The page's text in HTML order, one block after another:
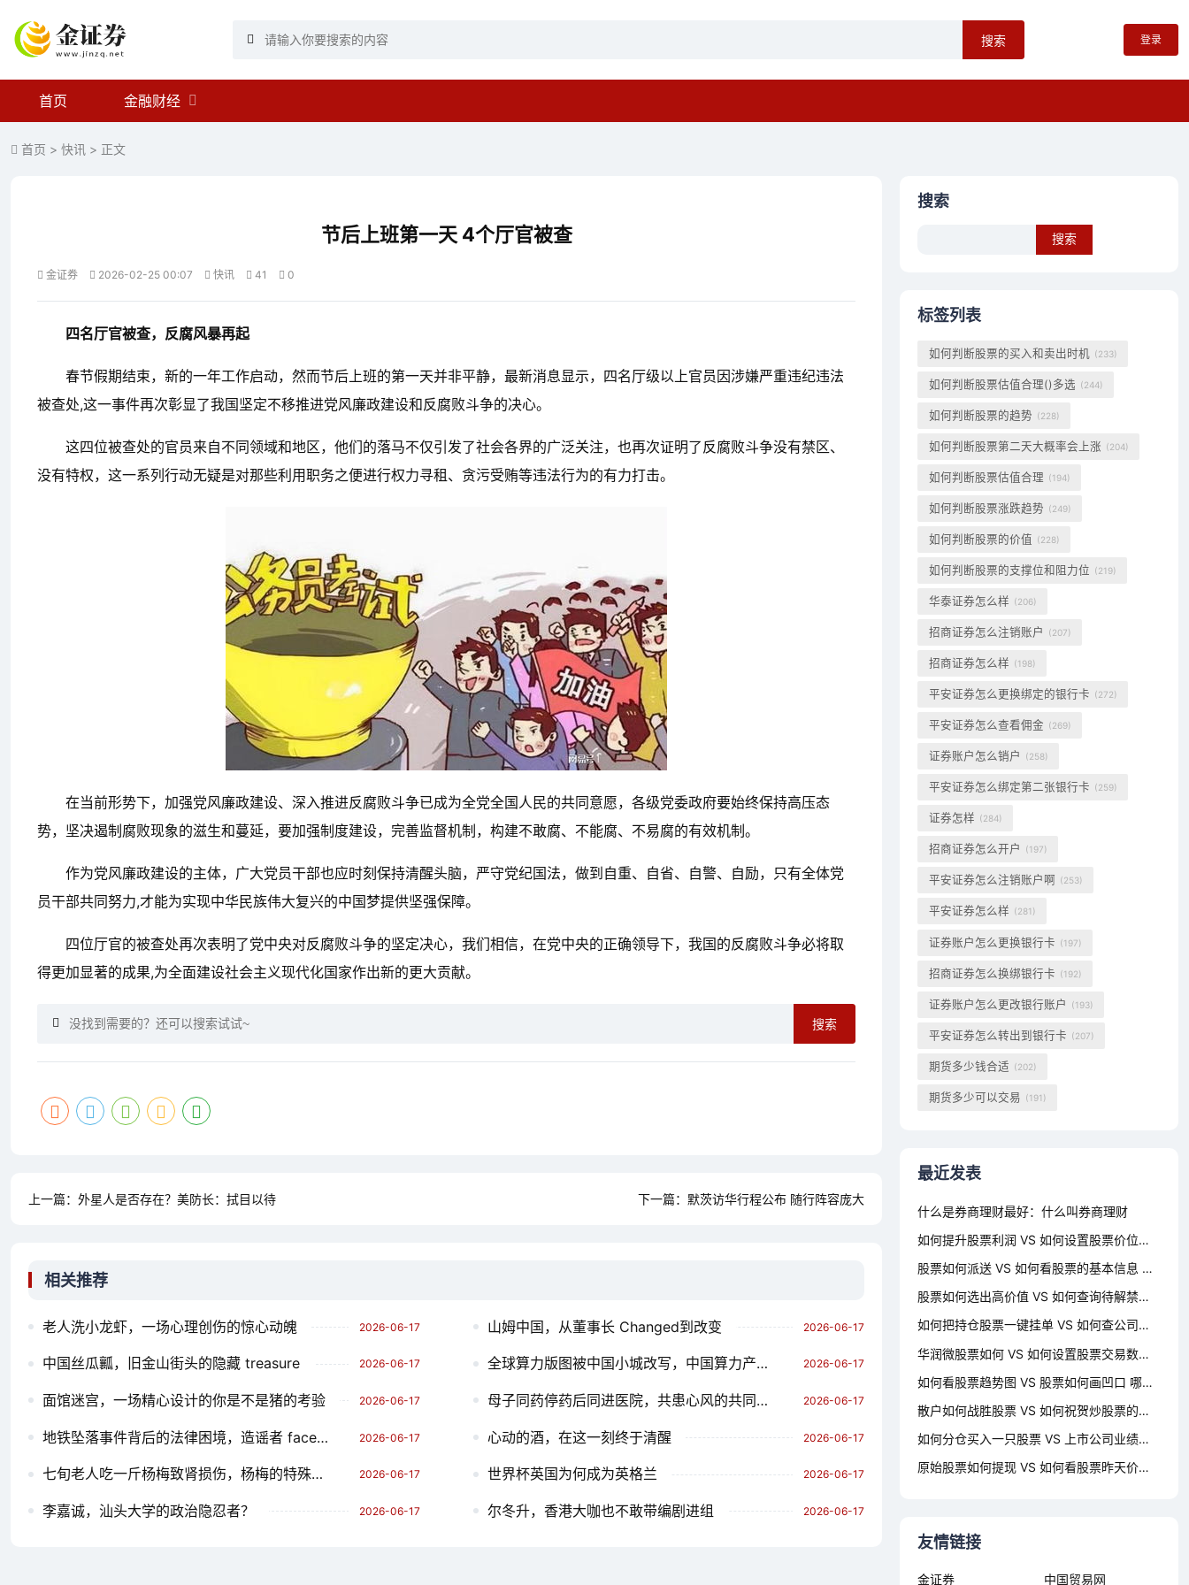
搜索 登录
首页 金融财经
首页 > 快讯 > 正文
节后上班第一天 4个厅官被查
金证券 2026-02-25 00:07 快讯 41 0
四名厅官被查，反腐风暴再起
春节假期结束，新的一年工作启动，然而节后上班的第一天并非平静，最新消息显示，四名厅级以上官员因涉嫌严重违纪违法
被查处,这一事件再次彰显了我国坚定不移推进党风廉政建设和反腐败斗争的决心。
这四位被查处的官员来自不同领域和地区，他们的落马不仅引发了社会各界的广泛关注，也再次证明了反腐败斗争没有禁区、
没有特权，这一系列行动无疑是对那些利用职务之便进行权力寻租、贪污受贿等违法行为的有力打击。
在当前形势下，加强党风廉政建设、深入推进反腐败斗争已成为全党全国人民的共同意愿，各级党委政府要始终保持高压态
势，坚决遏制腐败现象的滋生和蔓延，要加强制度建设，完善监督机制，构建不敢腐、不能腐、不易腐的有效机制。
作为党风廉政建设的主体，广大党员干部也应时刻保持清醒头脑，严守党纪国法，做到自重、自省、自警、自励，只有全体党
员干部共同努力,才能为实现中华民族伟大复兴的中国梦提供坚强保障。
四位厅官的被查处再次表明了党中央对反腐败斗争的坚定决心，我们相信，在党中央的正确领导下，我国的反腐败斗争必将取
得更加显著的成果,为全面建设社会主义现代化国家作出新的更大贡献。
搜索
上一篇： 外星人是否存在？美防长：拭目以待 下一篇： 默茨访华行程公布 随行阵容庞大
相关推荐
老人洗小龙虾，一场心理创伤的惊心动魄 2026-06-17 山姆中国，从董事长 Changed到改变 2026-06-17
中国丝瓜瓤，旧金山街头的隐藏 treasure 2026-06-17 全球算力版图被中国小城改写，中国算力产业的全球重塑 2026-06-17
面馆迷宫，一场精心设计的你是不是猪的考验 2026-06-17 母子同药停药后同进医院，共患心风的共同故事 2026-06-17
地铁坠落事件背后的法律困境，造谣者 faces legal penalties 2026-06-17 心动的酒，在这一刻终于清醒 2026-06-17
七旬老人吃一斤杨梅致肾损伤，杨梅的特殊功效与慢性肾病的关联 2026-06-17 世界杯英国为何成为英格兰 2026-06-17
李嘉诚，汕头大学的政治隐忍者？ 2026-06-17 尔冬升，香港大咖也不敢带编剧进组 2026-06-17
搜索
标签列表
如何判断股票的买入和卖出时机 (233)
如何判断股票估值合理()多选 (244)
如何判断股票的趋势 (228)
如何判断股票第二天大概率会上涨 (204)
如何判断股票估值合理 (194)
如何判断股票涨跌趋势 (249)
如何判断股票的价值 (228)
如何判断股票的支撑位和阻力位 (219)
华泰证券怎么样 (206)
招商证券怎么注销账户 (207)
招商证券怎么样 (198)
平安证券怎么更换绑定的银行卡 (272)
平安证券怎么查看佣金 (269)
证券账户怎么销户 (258)
平安证券怎么绑定第二张银行卡 (259)
证券怎样 (284)
招商证券怎么开户 (197)
平安证券怎么注销账户啊 (253)
平安证券怎么样 (281)
证券账户怎么更换银行卡 (197)
招商证券怎么换绑银行卡 (192)
证券账户怎么更改银行账户 (193)
平安证券怎么转出到银行卡 (207)
期货多少钱合适 (202)
期货多少可以交易 (191)
最近发表
什么是券商理财最好：什么叫券商理财
如何提升股票利润 VS 如何设置股票价位提醒 哪个对你更有用？
股票如何派送 VS 如何看股票的基本信息 哪个对你更有用？
股票如何选出高价值 VS 如何查询待解禁的股票 哪个对你更有用？
如何把持仓股票一键挂单 VS 如何查公司的股票代码 哪个对你更有用？
华润微股票如何 VS 如何设置股票交易数量 哪个对你更有用？
如何看股票趋势图 VS 股票如何画凹口 哪个对你更有用？
散户如何战胜股票 VS 如何祝贺炒股票的人成功 哪个对你更有用？
如何分仓买入一只股票 VS 上市公司业绩如何选股票 哪个对你更有用？
原始股票如何提现 VS 如何看股票昨天价格走势 哪个对你更有用？
友情链接
金证券 中国贸易网